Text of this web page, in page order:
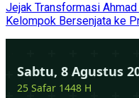
Jejak Transformasi
Kelompok Bersenjata ke